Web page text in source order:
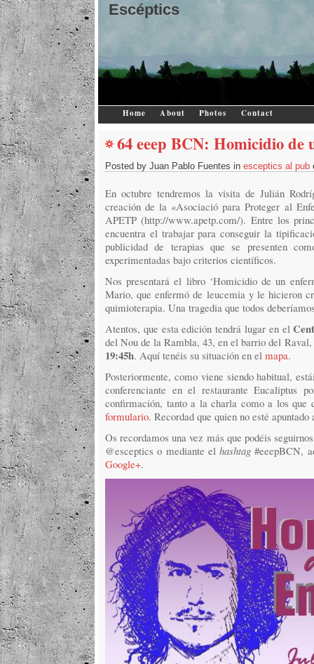
Escéptics
Home About Photos Contact
64 eeep BCN: Homicidio de
Posted by Juan Pablo Fuentes in esceptics al pub
En octubre tendremos la visita de Julián
creación de la «Asociació para Proteger al
APETP (http://www.apetp.com/). Entre los
encuentra el trabajar para conseguir la
publicidad de terapias que se presenten
experimentadas bajo criterios científicos.
Nos presentará el libro ‘Homicidio de un
Mario, que enfermó de leucemia y le hicieron
quimioterapia. Una tragedia que todos
Atentos, que esta edición tendrá lugar en el
del Nou de la Rambla, 43, en el barrio del Raval,
19:45h. Aquí tenéis su situación en el mapa.
Posteriormente, como viene siendo habitual,
conferenciante en el restaurante Eucaliptus
confirmación, tanto a la charla como a los que
formulario. Recordad que quien no esté
Os recordamos una vez más que podéis
@esceptics o mediante el hashtag #eeepBCN,
Google+.